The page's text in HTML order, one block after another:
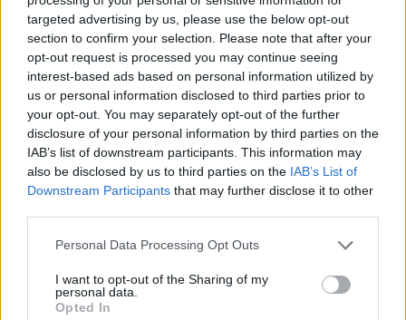
targeted advertising by us, please use the below opt-out
section to confirm your selection. Please note that after your
opt-out request is processed you may continue seeing
interest-based ads based on personal information utilized by
us or personal information disclosed to third parties prior to
your opt-out. You may separately opt-out of the further
disclosure of your personal information by third parties on the
IAB’s list of downstream participants. This information may
also be disclosed by us to third parties on the IAB’s List of
Downstream Participants that may further disclose it to other
Personal Data Processing Opt Outs
I want to opt-out of the Sharing of my
personal data.
Opted In